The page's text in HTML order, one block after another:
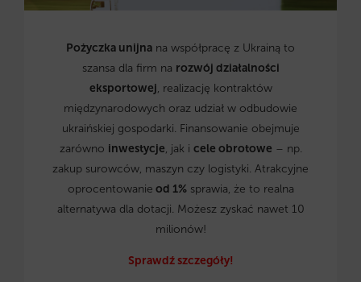
Pożyczka unijna na współpracę z Ukrainą to
szansa dla firm na rozwój działalności
eksportowej, realizację kontraktów
międzynarodowych oraz udział w odbudowie
ukraińskiej gospodarki. Finansowanie obejmuje
zarówno inwestycje, jak i cele obrotowe – np.
zakup surowców, maszyn czy logistyki. Atrakcyjne
oprocentowanie od 1%sprawia, że to realna
alternatywa dla dotacji. Możesz zyskać nawet 10
milionów!
Sprawdź szczegóły!